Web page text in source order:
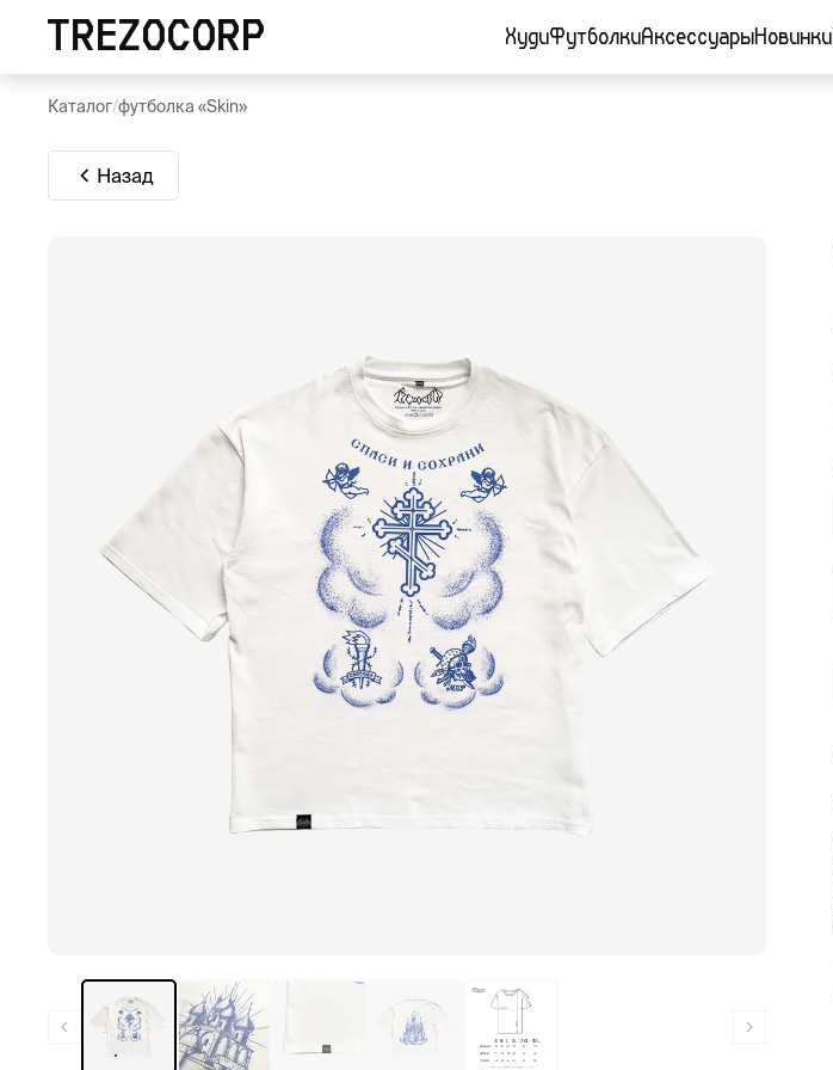
TREZOCORP ХудиФутболкиАксессуарыНовинки
Каталог/футболка «Skin»
Назад